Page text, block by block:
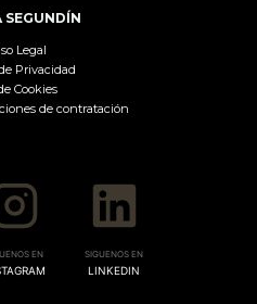
SEGUNDÍN
Legal
Privacidad
Cookies
de contratación
EN SIGUENOS EN
LINKEDIN